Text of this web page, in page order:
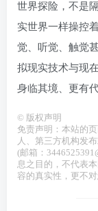
世界探险，不是
实世界一样操控
觉、听觉、触觉
拟现实技术与现
身临其境、更有
© 版权声明
免责声明：本站的
人、第三方机构发
(邮箱：
息之目的，不代表
容的真实性，更不